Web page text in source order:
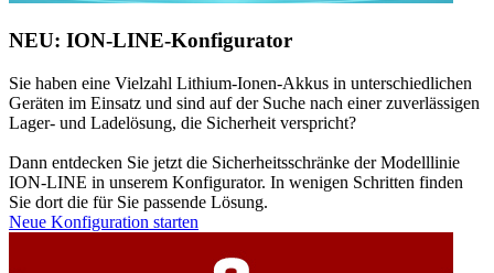
NEU: ION-LINE-Konfigurator
Sie haben eine Vielzahl Lithium-Ionen-Akkus in unterschiedlichen
Geräten im Einsatz und sind auf der Suche nach einer zuverlässigen
Lager- und Ladelösung, die Sicherheit verspricht?
Dann entdecken Sie jetzt die Sicherheitsschränke der Modelllinie
ION-LINE in unserem Konfigurator. In wenigen Schritten finden
Sie dort die für Sie passende Lösung.
Neue Konfiguration starten